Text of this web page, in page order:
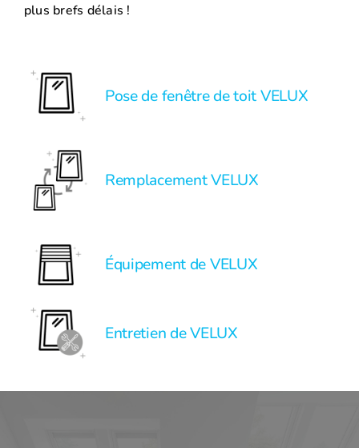
plus brefs délais !
Pose de fenêtre de toit VELUX
Remplacement VELUX
Équipement de VELUX
Entretien de VELUX